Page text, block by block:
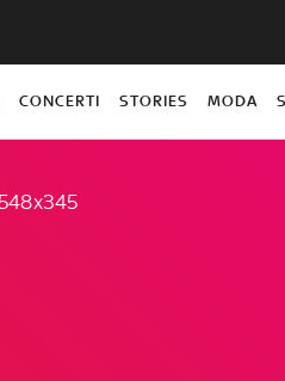
CONCERTI STORIES MODA